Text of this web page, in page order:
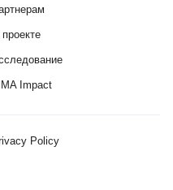
Impact
Policy